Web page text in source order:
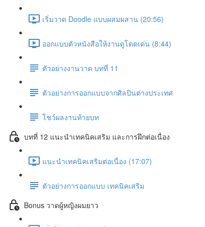
เริ่มวาด Doodle แบบผสมผสาน (20:56)
ออกแบบตัวหนังสือให้งานดูโดดเด่น (8:44)
ตัวอย่างงานวาด บทที่ 11
ตัวอย่างการออกแบบจากศิลปินต่างประเทศ
โชว์ผลงานท้ายบท
บทที่ 12 แนะนำเทคนิคเสริม และการฝึกต่อเนื่อง
แนะนำเทคนิคเสริมต่อเนื่อง (17:07)
ตัวอย่างการออกแบบ เทคนิคเสริม
Bonus วาดผู้หญิงผมยาว